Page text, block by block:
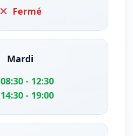
Fermé
Mardi
08:30 - 12:30
14:30 - 19:00